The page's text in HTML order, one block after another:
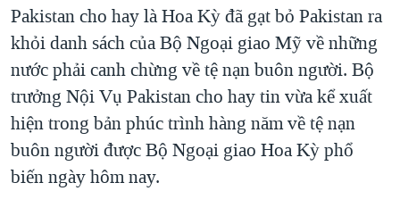
hướng
chính
Đi
tới
"Tìm"
MỤC
TỰ DO BÁO CHÍ
VẠCH TRẦN TIN GIẢ
NGƯỜI VIỆT HẢI NGOẠI
ĐỜI SỐNG
KINH TẾ
CHUYÊN ĐỀ
CHIẾN TRANH THƯƠNG MẠI CỦA MỸ: QUÁ KHỨ VÀ HIỆN
TẠI
HÀNH TRÌNH BẦU CỬ 2024
HỌC TIẾNG ANH
VIDEO
NGHE
Pakistan cho hay là Hoa Kỳ đã gạt bỏ Pakistan ra
khỏi danh sách của Bộ Ngoại giao Mỹ về những
nước phải canh chừng về tệ nạn buôn người. Bộ
trưởng Nội Vụ Pakistan cho hay tin vừa kể xuất
hiện trong bản phúc trình hàng năm về tệ nạn
buôn người được Bộ Ngoại giao Hoa Kỳ phổ
biến ngày hôm nay.